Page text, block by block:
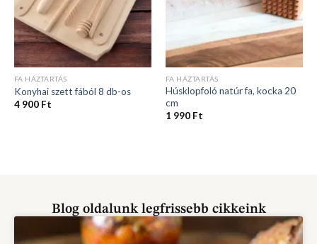
Konyhai szett fából 8 db-os
4 900Ft
Húsklopfoló natúr fa, kocka 20
cm
1 990 Ft
Blog oldalunk legfrissebb cikkeink